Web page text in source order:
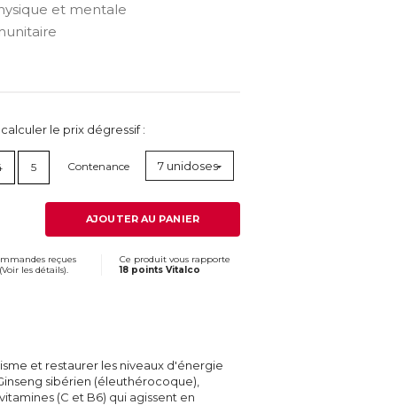
et mentale
le prix dégressif :
5 Contenance 7 unidoses
AJOUTER AU PANIER
reçues
Voir les détails).
Ce produit vous rapporte
18 points Vitalco
et restaurer les niveaux d'énergie
sibérien (éleuthérocoque),
(C et B6) qui agissent en